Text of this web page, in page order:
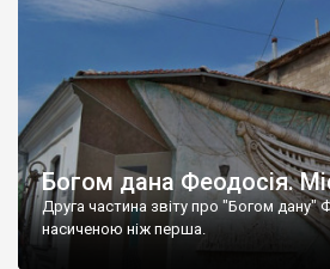
Богом дана Феодосія.
Друга частина звіту про "Богом
насиченою ніж перша.